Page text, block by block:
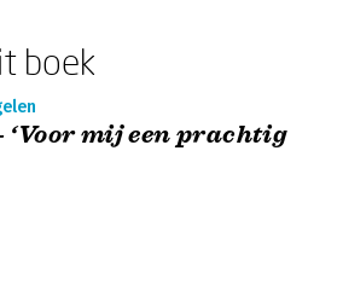
boek
mij een prachtig